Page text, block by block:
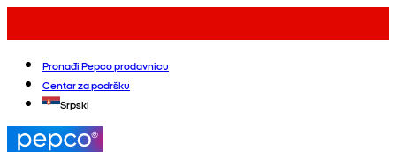
Pronađi Pepco prodavnicu
Centar za podršku
Srpski